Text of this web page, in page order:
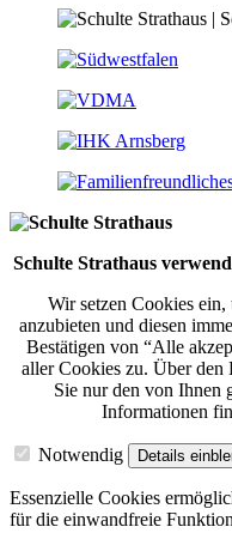
Schulte Strathaus
Wir setzen Cookies
anzubieten und diesen
Bestätigen von “Alle
aller Cookies zu. Über den
Sie nur den von Ihnen
Informationen
Notwendig Details
Essenzielle Cookies
für die einwandfreie